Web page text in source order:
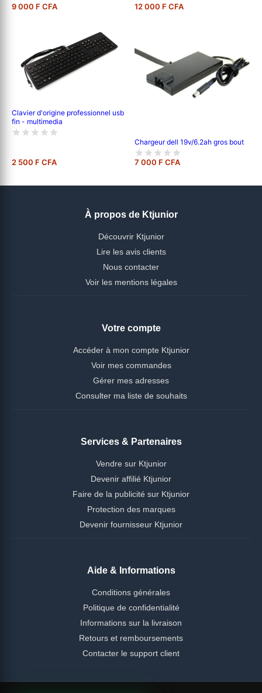
9 000 F CFA 12 000 F CFA
Clavier d'origine professionnel usb
fin - multimedia
2 500 F CFA
Chargeur dell 19v/6.2ah gros bout
7 000 F CFA
À propos de Ktjunior
Découvrir Ktjunior
Lire les avis clients
Nous contacter
Voir les mentions légales
Votre compte
Accéder à mon compte Ktjunior
Voir mes commandes
Gérer mes adresses
Consulter ma liste de souhaits
Services & Partenaires
Vendre sur Ktjunior
Devenir affilié Ktjunior
Faire de la publicité sur Ktjunior
Protection des marques
Devenir fournisseur Ktjunior
Aide & Informations
Conditions générales
Politique de confidentialité
Informations sur la livraison
Retours et remboursements
Contacter le support client